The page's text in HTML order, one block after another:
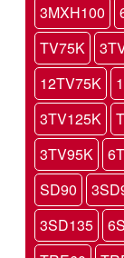
3MXH100
TV75K
12TV75K
3TV125K
3TV95K
SD90
3SD135